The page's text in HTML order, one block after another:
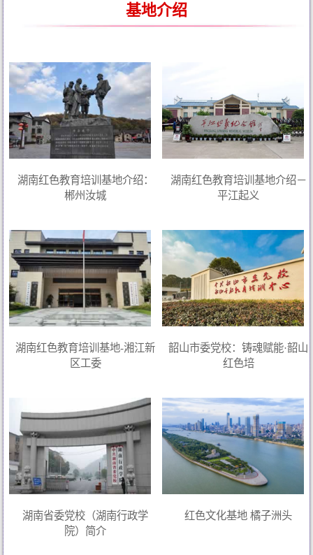
基地介绍
湖南红色教育培训基地介绍：
郴州汝城
湖南红色教育培训基地介绍－
平江起义
湖南红色教育培训基地-湘江新
区工委
韶山市委党校：铸魂赋能·韶山
红色培
湖南省委党校（湖南行政学
院）简介
红色文化基地 橘子洲头